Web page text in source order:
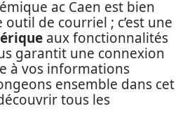
ac Caen est bien
outil de courriel ; c’est une
aux fonctionnalités
garantit une connexion
à vos informations
ensemble dans cet
tous les